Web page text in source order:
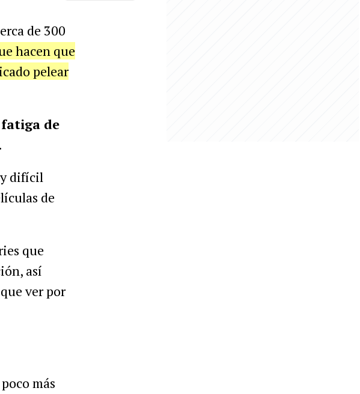
de 300
hacen que
pelear
fatiga de
difícil
de
que
así
ver por
más